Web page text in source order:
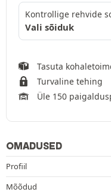
Kontrollige rehvide
Vali sõiduk
Tasuta
Turvaline tehing
Üle 150
OMADUSED
Profiil
Mõõdud